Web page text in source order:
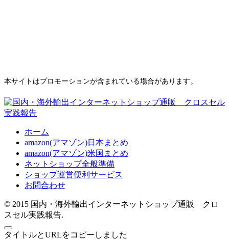
本サイトはプロモーションが含まれている場合があります。
ホーム
amazon(アマゾン)日本まとめ
amazon(アマゾン)米国まとめ
ネットショップ全般準備
ショップ運営便利サービス
お問合わせ
© 2015 国内・海外輸出インターネットショップ通販 クロ
スセル実践報告.
タイトルとURLをコピーしました